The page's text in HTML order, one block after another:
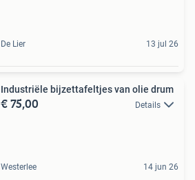
De Lier 13 jul 26
Industriële bijzettafeltjes van olie drum
€ 75,00 Details
Westerlee 14 jun 26